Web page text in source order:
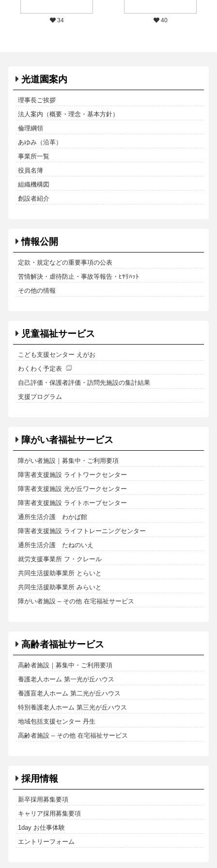
34 40
光道園案内
理事長ご挨拶
法人案内（概要・理念・基本方針）
倫理綱領
あゆみ（沿革）
事業所一覧
役員名簿
組織機構図
創設者紹介
情報公開
定款・規定などの重要事項の公表
苦情解決・虐待防止・事故等報告・ﾋﾔﾘﾊｯﾄ
その他の情報
児童福祉サービス
こども支援センター えがお
わくわく予定表
自己評価・保護者評価・訪問先施設の集計結果
支援プログラム
障がい者福祉サービス
障がい者施設｜募集中・ご利用要項
障害者支援施設 ライトワークセンター
障害者支援施設 光が丘ワークセンター
障害者支援施設 ライトホープセンター
通所生活介護 わかば館
障害者支援施設 ライフトレーニングセンター
通所生活介護 たねのいえ
就労支援事業所 フ・クレール
共同生活援助事業所 とらいと
共同生活援助事業所 みらいと
障がい者施設 – その他 在宅福祉サービス
高齢者福祉サービス
高齢者施設｜募集中・ご利用要項
養護老人ホーム 第一光が丘ハウス
養護盲老人ホーム 第二光が丘ハウス
特別養護老人ホーム 第三光が丘ハウス
地域包括支援センター 丹生
高齢者施設 – その他 在宅福祉サービス
採用情報
新卒採用募集要項
キャリア採用募集要項
1day お仕事体験
エントリーフォーム